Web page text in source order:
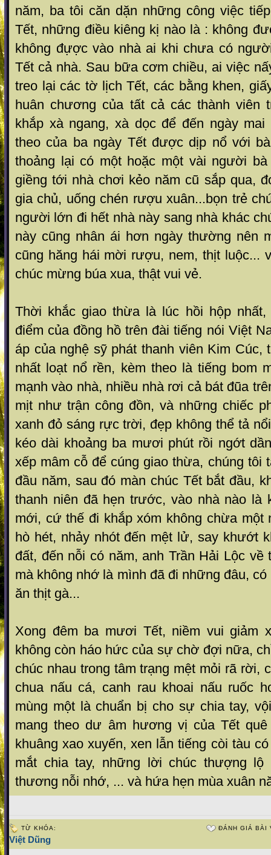
năm, ba tôi căn dặn những công việc
Tết, những điều kiêng kị nào là : không
không đựợc vào nhà ai khi chưa có
Tết cả nhà. Sau bữa cơm chiều, ai việc
treo lại các tờ lịch Tết, các bằng khen,
huân chương của tất cả các thành viên
khắp xà ngang, xà dọc để đến ngày
theo của ba ngày Tết được dịp nổ với
thoảng lại có một hoặc một vài người
giềng tới nhà chơi kẻo năm cũ sắp qua,
gia chủ, uống chén rượu xuân...bọn trẻ
người lớn đi hết nhà này sang nhà khác
này cũng nhân ái hơn ngày thường nên
cũng hăng hái mời rượu, nem, thịt luộc...
chúc mừng búa xua, thật vui vẻ.
Thời khắc giao thừa là lúc hồi hộp nhất,
điểm của đồng hồ trên đài tiếng nói Việt
áp của nghệ sỹ phát thanh viên Kim Cúc,
nhất loạt nổ rền, kèm theo là tiếng bom
mạnh vào nhà, nhiều nhà rơi cả bát đũa
mịt như trận công đồn, và những chiếc
xanh đỏ sáng rực trời, đẹp không thể tả
kéo dài khoảng ba mươi phút rồi ngớt
xếp mâm cỗ để cúng giao thừa, chúng tôi
đầu năm, sau đó màn chúc Tết bắt đầu,
thanh niên đã hẹn trước, vào nhà nào là
mới, cứ thế đi khắp xóm không chừa một
hò hét, nhảy nhót đến mệt lử, say khướt
đất, đến nỗi có năm, anh Trần Hải Lộc về
mà không nhớ là mình đã đi những đâu,
ăn thịt gà...
Xong đêm ba mươi Tết, niềm vui giảm
không còn háo hức của sự chờ đợi nữa,
chúc nhau trong tâm trạng mệt mỏi rã rời,
chua nấu cá, canh rau khoai nấu ruốc
mùng một là chuẩn bị cho sự chia tay,
mang theo dư âm hương vị của Tết
khuâng xao xuyến, xen lẫn tiếng còi tàu
mắt chia tay, những lời chúc thượng lộ
thương nỗi nhớ, ... và hứa hẹn mùa xuân
TỪ KHÓA:
Việt Dũng
ĐÁNH GIÁ BÀI